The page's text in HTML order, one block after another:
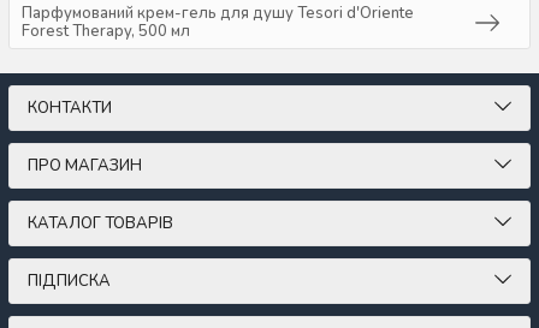
Парфумований крем-гель для душу Tesori d'Oriente
Forest Therapy, 500 мл
КОНТАКТИ
ПРО МАГАЗИН
КАТАЛОГ ТОВАРІВ
ПІДПИСКА